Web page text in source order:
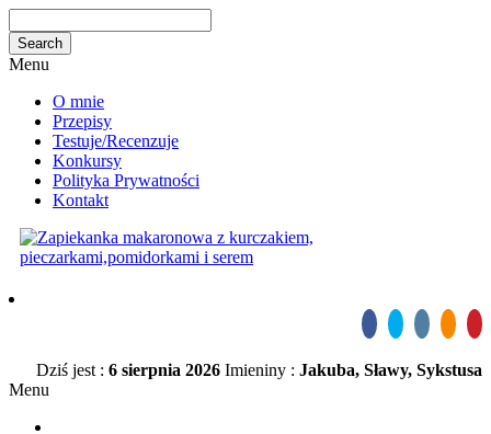
Menu
O mnie
Przepisy
Testuje/Recenzuje
Konkursy
Polityka Prywatności
Kontakt
Dziś jest : 6 sierpnia 2026 Imieniny : Jakuba, Sławy, Sykstusa
Menu